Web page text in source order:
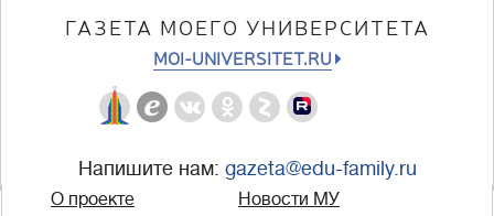
ГАЗЕТА МОЕГО УНИВЕРСИТЕТА
MOI-UNIVERSITET.RU
Напишите нам: gazeta@edu-family.ru
О проекте
Новости МУ